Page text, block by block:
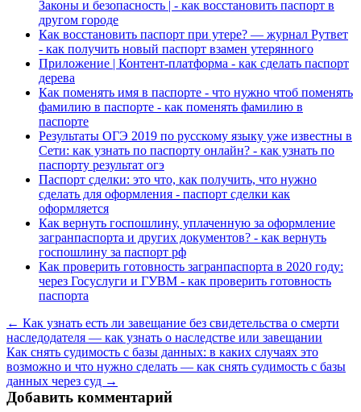
Законы и безопасность | - как восстановить паспорт в
другом городе
Как восстановить паспорт при утере? — журнал Рутвет
- как получить новый паспорт взамен утерянного
Приложение | Контент-платформа - как сделать паспорт
дерева
Как поменять имя в паспорте - что нужно чтоб поменять
фамилию в паспорте - как поменять фамилию в
паспорте
Результаты ОГЭ 2019 по русскому языку уже известны в
Сети: как узнать по паспорту онлайн? - как узнать по
паспорту результат огэ
Паспорт сделки: это что, как получить, что нужно
сделать для оформления - паспорт сделки как
оформляется
Как вернуть госпошлину, уплаченную за оформление
загранпаспорта и других документов? - как вернуть
госпошлину за паспорт рф
Как проверить готовность загранпаспорта в 2020 году:
через Госуслуги и ГУВМ - как проверить готовность
паспорта
← Как узнать есть ли завещание без свидетельства о смерти
наследодателя — как узнать о наследстве или завещании
Как снять судимость с базы данных: в каких случаях это
возможно и что нужно сделать — как снять судимость с базы
данных через суд →
Добавить комментарий